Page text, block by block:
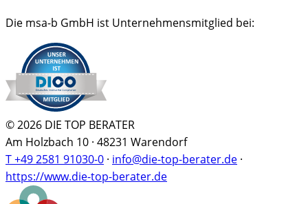
Die msa-b GmbH ist Unternehmensmitglied bei:
© 2026 DIE TOP BERATER
Am Holzbach 10 · 48231 Warendorf
T +49 2581 91030-0 · info@die-top-berater.de ·
https://www.die-top-berater.de